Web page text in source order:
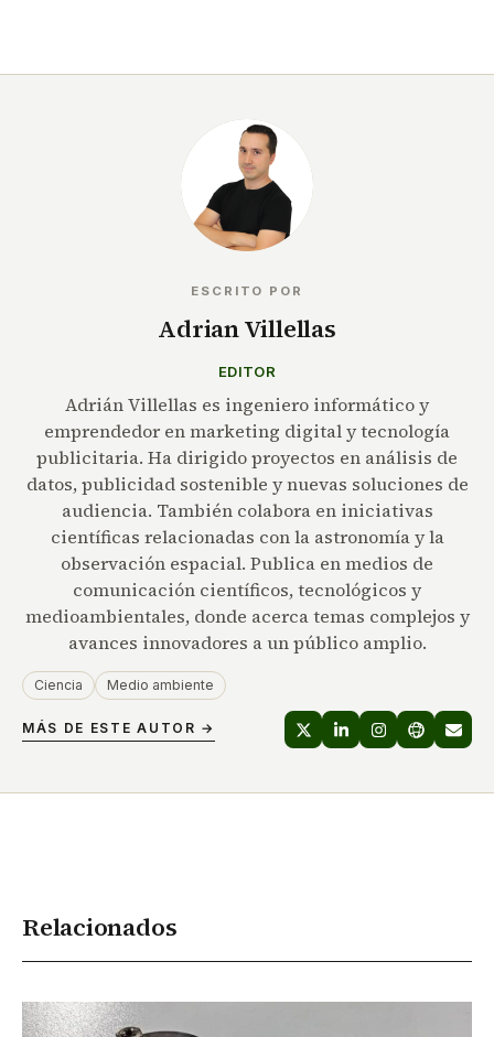
ESCRITO POR
Adrian Villellas
EDITOR
Adrián Villellas es ingeniero informático y
emprendedor en marketing digital y tecnología
publicitaria. Ha dirigido proyectos en análisis de
datos, publicidad sostenible y nuevas soluciones de
audiencia. También colabora en iniciativas
científicas relacionadas con la astronomía y la
observación espacial. Publica en medios de
comunicación científicos, tecnológicos y
medioambientales, donde acerca temas complejos y
avances innovadores a un público amplio.
Ciencia Medio ambiente
MÁS DE ESTE AUTOR →
Relacionados